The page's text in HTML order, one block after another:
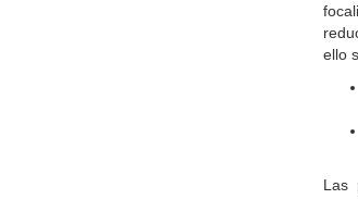
ello
Las